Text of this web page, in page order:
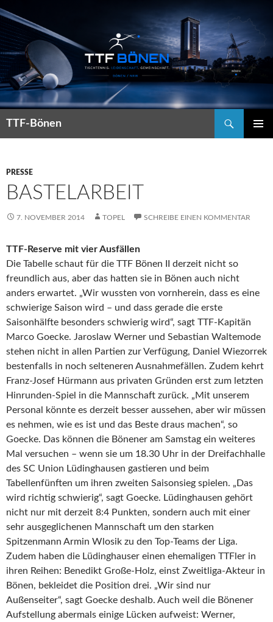
TTF-Bönen
PRESSE
BASTELARBEIT
7. NOVEMBER 2014 TOPEL SCHREIBE EINEN KOMMENTAR
TTF-Reserve mit vier Ausfällen
Die Tabelle schaut für die TTF Bönen II derzeit nicht so
freundlich aus, aber das hatten sie in Bönen auch nicht
anders erwartet. „Wir wussten von vornherein, dass es eine
schwierige Saison wird – und dass gerade die erste
Saisonhälfte besonders schwierig wird“, sagt TTF-Kapitän
Marco Goecke. Jaroslaw Werner und Sebastian Waltemode
stehen nicht in allen Partien zur Verfügung, Daniel Wiezorrek
bestenfalls in noch selteneren Ausnahmefällen. Zudem kehrt
Franz-Josef Hürmann aus privaten Gründen erst zum letzten
Hinrunden-Spiel in die Mannschaft zurück. „Mit unserem
Personal könnte es derzeit besser aussehen, aber wir müssen
es nehmen, wie es ist und das Beste draus machen“, so
Goecke. Das können die Bönener am Samstag ein weiteres
Mal versuchen – wenn sie um 18.30 Uhr in der Dreifachhalle
des SC Union Lüdinghausen gastieren und beim
Tabellenfünften um ihren zweiten Saisonsieg spielen. „Das
wird richtig schwierig“, sagt Goecke. Lüdinghausen gehört
nicht nur mit derzeit 8:4 Punkten, sondern auch mit einer
sehr ausgeglichenen Mannschaft um den starken
Spitzenmann Armin Wlosik zu den Top-Teams der Liga.
Zudem haben die Lüdinghauser einen ehemaligen TTFler in
ihren Reihen: Benedikt Große-Holz, einst Zweitliga-Akteur in
Bönen, bekleidet die Position drei. „Wir sind nur
Außenseiter“, sagt Goecke deshalb. Auch weil die Bönener
Aufstellung abermals einige Lücken aufweist: Werner,